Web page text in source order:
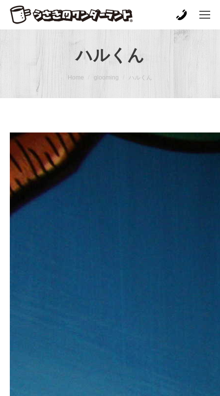
ハルくん
Home glooming ハルくん